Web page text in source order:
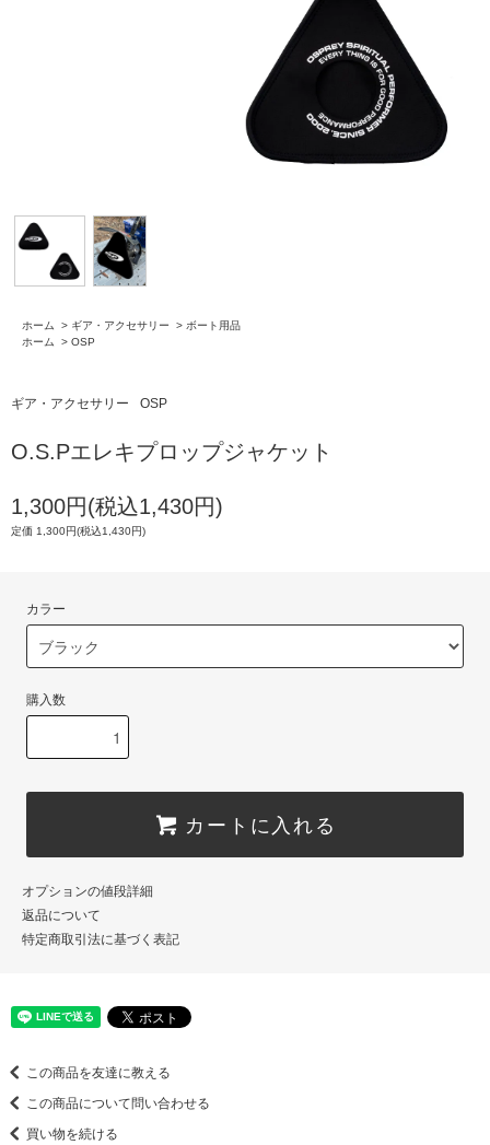
ホーム > ギア・アクセサリー > ボート用品
ホーム
> OSP
ギア・アクセサリー OSP
O.S.Pエレキプロップジャケット
1,300円(税込1,430円)
定価 1,300円(税込1,430円)
カラー
購入数
カートに入れる
オプションの値段詳細
返品について
特定商取引法に基づく表記
この商品を友達に教える
この商品について問い合わせる
買い物を続ける